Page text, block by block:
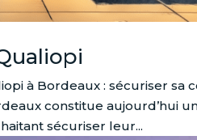
à Bordeaux : sécuriser sa
constitue aujourd’hui
sécuriser leur...